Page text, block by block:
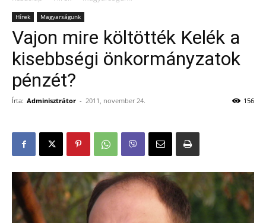
Hírek Magyarságunk
Vajon mire költötték Kelék a
kisebbségi önkormányzatok
pénzét?
Írta: Adminisztrátor - 2011, november 24. 156